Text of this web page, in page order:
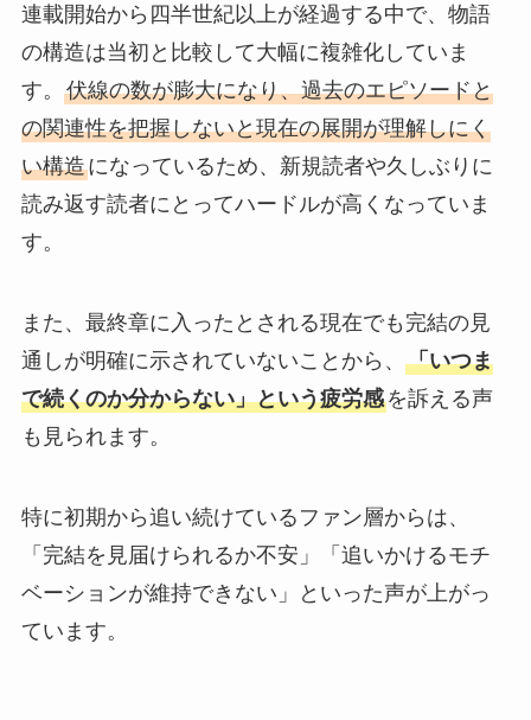
連載開始から四半世紀以上が経過する中で、物語
の構造は当初と比較して大幅に複雑化していま
す。 伏線の数が膨大になり、過去のエピソードと
の関連性を把握しないと現在の展開が理解しにく
い構造になっているため、新規読者や久しぶりに
読み返す読者にとってハードルが高くなっていま
す。
また、最終章に入ったとされる現在でも完結の見
通しが明確に示されていないことから、 「いつま
で続くのか分からない」という疲労感を訴える声
も見られます。
特に初期から追い続けているファン層からは、
「完結を見届けられるか不安」「追いかけるモチ
ベーションが維持できない」といった声が上がっ
ています。